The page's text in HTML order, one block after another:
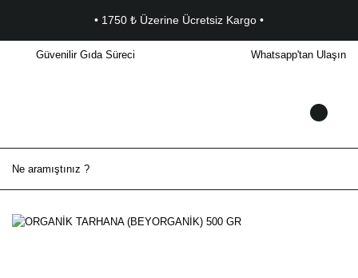
• 1750 ₺ Üzerine Ücretsiz Kargo •
Güvenilir Gıda Süreci Whatsapp'tan Ulaşın